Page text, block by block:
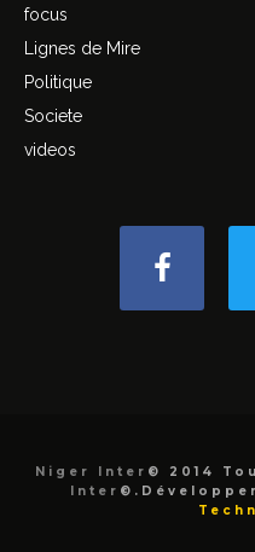
focus
Lignes de Mire
Politique
Societe
videos
Niger Inter © 2014
Inter